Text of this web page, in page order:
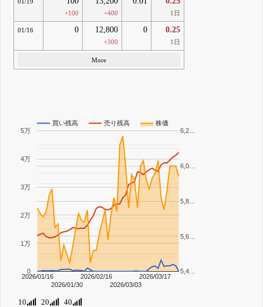
+100 +400 1日
01/16 0 12,800
+300
0 0.25
1日
More
買い残高 売り残高 株価
2026/01/16
2026/01/30
2026/02/16
2026/03/03
2026/03/17
0
1万
2万
3万
4万
5万
5,4…
5,6…
5,8…
6,0…
6,2…
10 20 40